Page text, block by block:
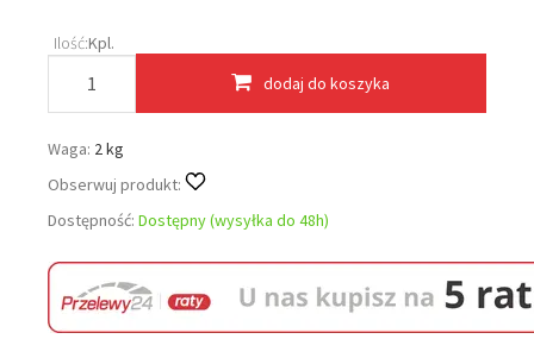
Ilość:Kpl.
dodaj do koszyka
Waga: 2 kg
Obserwuj produkt:
Dostępność: Dostępny (wysyłka do 48h)